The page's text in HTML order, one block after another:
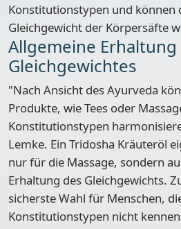
Konstitutionstypen und können
Gleichgewicht der Körpersäfte
Allgemeine Erhaltung
Gleichgewichtes
"Nach Ansicht des Ayurveda
Produkte, wie Tees oder
Konstitutionstypen
Lemke. Ein Tridosha Kräuteröl
nur für die Massage, sondern
Erhaltung des Gleichgewichts.
sicherste Wahl für Menschen,
Konstitutionstypen nicht kennen